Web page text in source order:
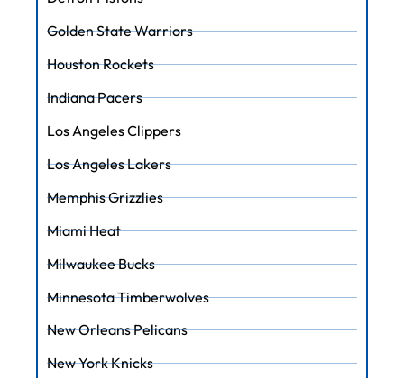
Golden State Warriors
Houston Rockets
Indiana Pacers
Los Angeles Clippers
Los Angeles Lakers
Memphis Grizzlies
Miami Heat
Milwaukee Bucks
Minnesota Timberwolves
New Orleans Pelicans
New York Knicks